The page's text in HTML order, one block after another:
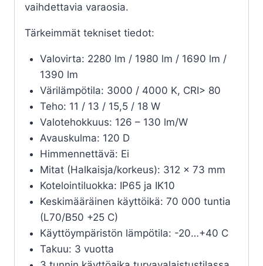
vaihdettavia varaosia.
Tärkeimmät tekniset tiedot:
Valovirta: 2280 lm / 1980 lm / 1690 lm /
1390 lm
Värilämpötila: 3000 / 4000 K, CRI> 80
Teho: 11 / 13 / 15,5 / 18 W
Valotehokkuus: 126 – 130 lm/W
Avauskulma: 120 D
Himmennettävä: Ei
Mitat (Halkaisja/korkeus): 312 x 73 mm
Kotelointiluokka: IP65 ja IK10
Keskimääräinen käyttöikä: 70 000 tuntia
(L70/B50 +25 C)
Käyttöympäristön lämpötila: -20…+40 C
Takuu: 3 vuotta